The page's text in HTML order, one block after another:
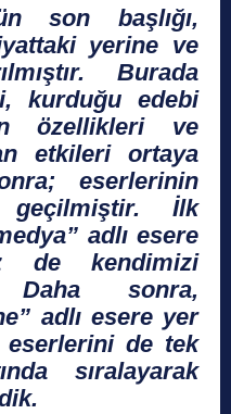
son başlığı,
yerine ve
Burada
kurduğu edebi
özellikleri ve
etkileri ortaya
eserlerinin
geçilmiştir. İlk
adlı esere
de kendimizi
Daha sonra,
adlı esere yer
de tek
sıralayarak